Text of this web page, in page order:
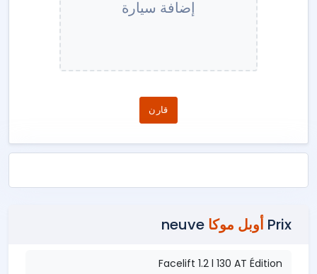
إضافة سيارة
قارن
Prix أوبل موكا
Facelift 1.2 l 130 AT Édition